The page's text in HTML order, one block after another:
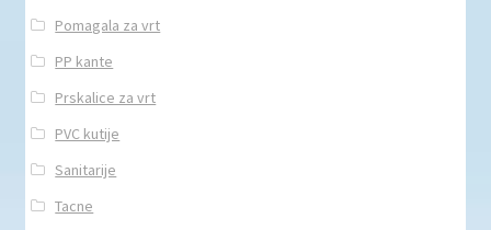
Pomagala za vrt
PP kante
Prskalice za vrt
PVC kutije
Sanitarije
Tacne